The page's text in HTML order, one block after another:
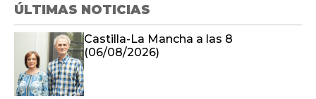
ÚLTIMAS NOTICIAS
Castilla-La Mancha a las 8
(06/08/2026)